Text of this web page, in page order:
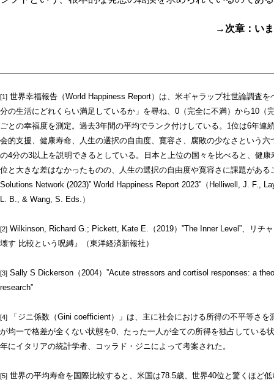
→次章：い
[1] 世界幸福報告（World Happiness Report）は、米ギャラップ社世論調査
分の生活にどれくらい満足しているか」を尋ね、0（完全に不満）から10（
ごとの幸福度を測定。過去3年間の平均でランク付けしている。1位は6年連
会的支援、健康寿命、人生の選択の自由度、寛容さ、腐敗の少なさという
の4分の3以上を説明できるとしている。日本と上位の国々を比べると、健
位と大きな差はなかったものの、人生の選択の自由度や寛容さに課題があ
Solutions Network (2023)” World Happiness Report 2023”（Helliwell, J. F.,
L. B., & Wang, S. Eds.）
[2] Wilkinson, Richard G.; Pickett, Kate E.（2019）”The Inner Level”、リチ
壊す 比較という呪縛』（東洋経済新報社）
[3] Sally S Dickerson（2004）”Acute stressors and cortisol responses: a
research”
[4]
「ジニ係数（Gini coefficient）」は、主に社会における所得の不平等さ
が均一で格差が全くない状態を0、たった一人が全ての所得を独占している
年にイタリアの統計学者、コッラド・ジニによって考案された。
[5] 世界の平均寿命を国際比較すると、米国は78.5歳、世界40位と驚くほど